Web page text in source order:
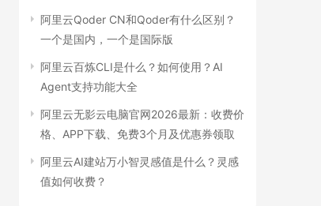
阿里云Qoder CN和Qoder有什么区别？
一个是国内，一个是国际版
阿里云百炼CLI是什么？如何使用？AI
Agent支持功能大全
阿里云无影云电脑官网2026最新：收费价
格、APP下载、免费3个月及优惠券领取
阿里云AI建站万小智灵感值是什么？灵感
值如何收费？